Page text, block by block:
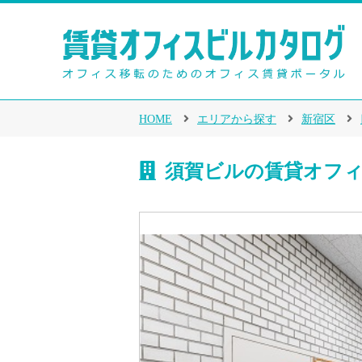
HOME エリアから探す 新宿区
須賀ビルの賃貸オフ